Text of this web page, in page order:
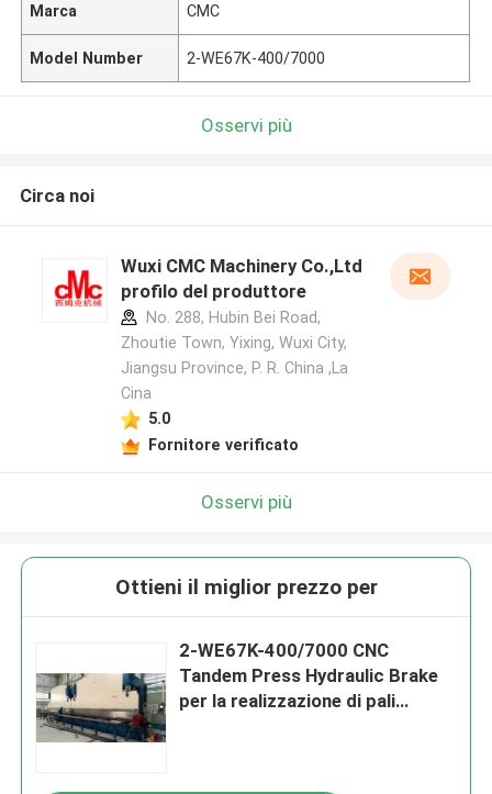
Marca CMC
Model Number 2-WE67K-400/7000
Osservi più
Circa noi
Wuxi CMC Machinery Co.,Ltd
profilo del produttore
No. 288, Hubin Bei Road,
Zhoutie Town, Yixing, Wuxi City,
Jiangsu Province, P. R. China ,La
Cina
5.0
Fornitore verificato
Osservi più
Ottieni il miglior prezzo per
2-WE67K-400/7000 CNC
Tandem Press Hydraulic Brake
per la realizzazione di pali